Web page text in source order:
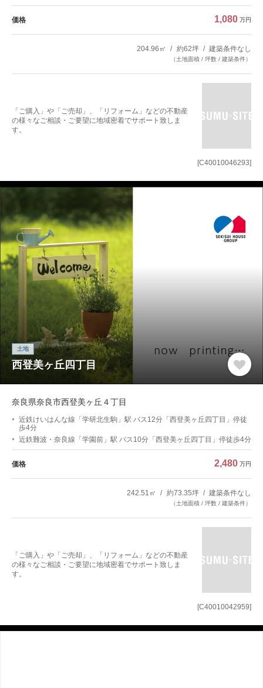
[C40010046293]
価格 1,080 万円
204.96㎡ 約62坪 建築条件なし
（土地面積 / 坪数 / 建築条件）
「ご購入」や「ご売却」、「リフォーム」などの不動産
の様々なご相談・ご要望に地域密着でサポート致しま
す。
[C40010042959]
土地
西登美ヶ丘四丁目
奈良県奈良市西登美ヶ丘４丁目
近鉄けいはんな線「学研北生駒」駅 バス12分「西登美ヶ丘四丁目」停徒
歩4分
近鉄難波・奈良線「学園前」駅 バス10分「西登美ヶ丘四丁目」停徒歩4分
価格 2,480 万円
242.51㎡ 約73.35坪 建築条件なし
（土地面積 / 坪数 / 建築条件）
「ご購入」や「ご売却」、「リフォーム」などの不動産
の様々なご相談・ご要望に地域密着でサポート致しま
す。